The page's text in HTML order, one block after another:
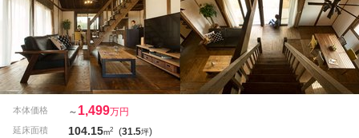
本体価格 ～ 1,499万円
延床面積 104.15m2 (31.5坪)